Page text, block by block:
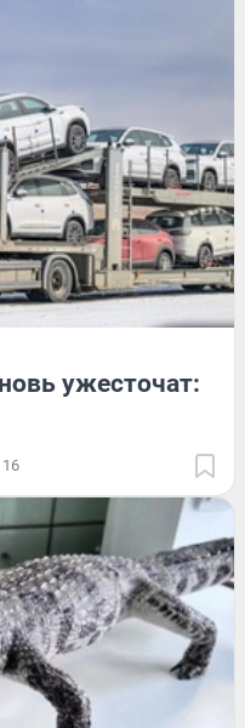
ужесточат:
16